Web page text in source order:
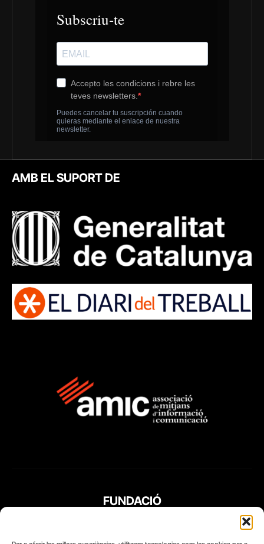
AMB EL SUPORT DE
FUNDACIÓ